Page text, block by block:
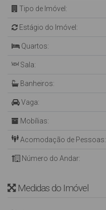
Tipo de Imóvel:
Estágio do Imóvel:
Quartos:
Sala:
Banheiros:
Vaga:
Mobílias:
Acomodação de Pessoas:
Número do Andar:
Medidas do Imóvel